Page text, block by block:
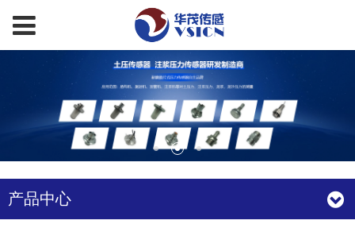
产品中心